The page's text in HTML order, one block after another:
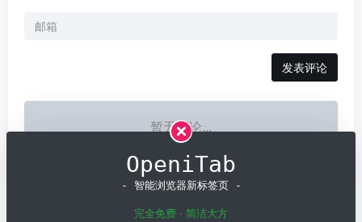
发表评论
暂无评论...
OpeniTab
- 智能浏览器新标签页 -
完全免费 · 简洁大方